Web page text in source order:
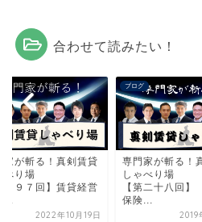
合わせて読みたい！
家が斬る！真剣賃貸
べり場
２９７回】賃貸経営
...
2022年10月19日
ブログ
専門家が斬る！
しゃべり場
【第二十八回】
保険...
2019